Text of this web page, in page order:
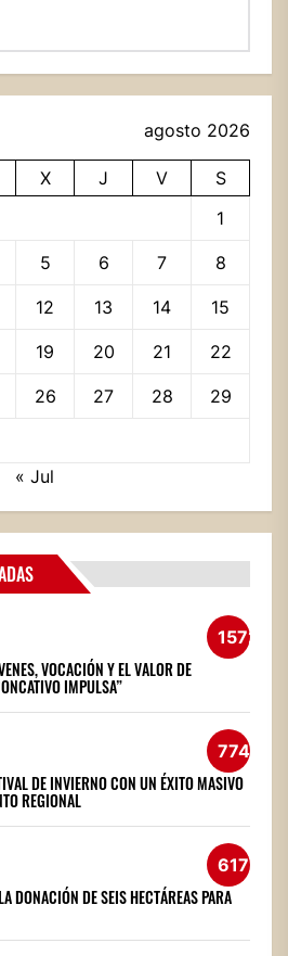
agosto 2026
X J V
S
1
5 6 7 8
12 13 14 15
19 20 21 22
26 27 28 29
« Jul
1572
VOCACIÓN Y EL VALOR DE
IMPULSA”
774
DE INVIERNO CON UN ÉXITO MASIVO
REGIONAL
617
DONACIÓN DE SEIS HECTÁREAS PARA